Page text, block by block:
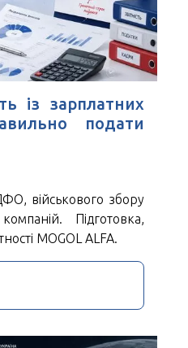
із зарплатних
подати
військового збору
Підготовка,
MOGOL ALFA.